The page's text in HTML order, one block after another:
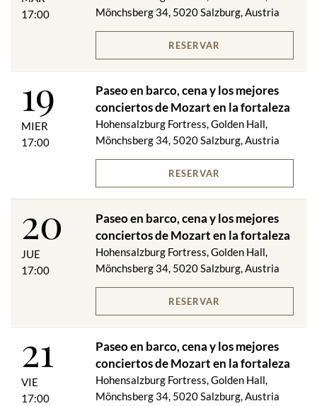
restaurante
Lo mejor de Mozart Fortaleza Concierto Categoría 1
1 copa de vino espumoso durante la pausa del concierto
abril, septiembre, octubre
16:00 Paseo en barco Tour 1
a partir de las 17:30 subida y bajada en Festungsbahn
18:00 Cena/VIP-Cena (sin bebidas)
20:00 Concierto Best of Mozart Fortress
a partir de las 18:00 subida y bajada del teleférico de la
Fortaleza
18:30 Cena/VIP-Cena (sin bebidas)
20:30 Concierto Best of Mozart Fortress
Paseo en barco: aproximadamente 40 minutos
Duración del concierto: aproximadamente 1,5 horas
Lugares de concierto:
Salón Dorado o Salón del Escudo
17:00
Mönchsberg 34, 5020 Salzburg, Austria
RESERVAR
19
MIER
17:00
Paseo en barco, cena y los mejores
conciertos de Mozart en la fortaleza
Hohensalzburg Fortress, Golden Hall,
Mönchsberg 34, 5020 Salzburg, Austria
RESERVAR
20
JUE
17:00
Paseo en barco, cena y los mejores
conciertos de Mozart en la fortaleza
Hohensalzburg Fortress, Golden Hall,
Mönchsberg 34, 5020 Salzburg, Austria
RESERVAR
21
VIE
17:00
Paseo en barco, cena y los mejores
conciertos de Mozart en la fortaleza
Hohensalzburg Fortress, Golden Hall,
Mönchsberg 34, 5020 Salzburg, Austria